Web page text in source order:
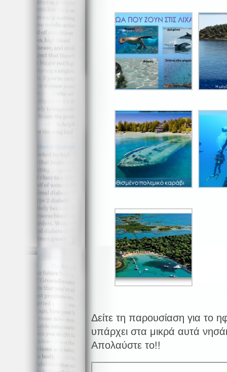
Δείτε τη παρουσίαση για το
υπάρχει στα μικρά αυτά
Απολαύστε το!!